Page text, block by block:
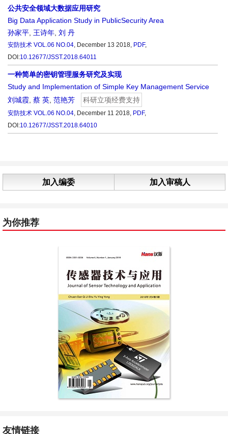
公共安全领域大数据应用研究
Big Data Application Study in PublicSecurity Area
孙家平 王诗年 刘 丹
安防技术 VOL.06 NO.04, December 13 2018, PDF,
DOI:10.12677/JSST.2018.64011
一种简单的密钥管理服务研究及实现
Study and Implementation of Simple Key Management Service
刘城霞 蔡 英 范艳芳 科研立项经费支持
安防技术 VOL.06 NO.04, December 11 2018, PDF,
DOI:10.12677/JSST.2018.64010
加入编委 加入审稿人
为你推荐
友情链接